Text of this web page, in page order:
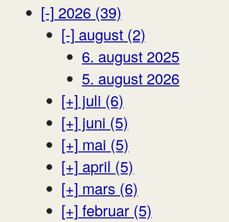
[-] 2026 (39)
[-] august (2)
6. august 2025
5. august 2026
[+] juli (6)
[+] juni (5)
[+] mai (5)
[+] april (5)
[+] mars (6)
[+] februar (5)